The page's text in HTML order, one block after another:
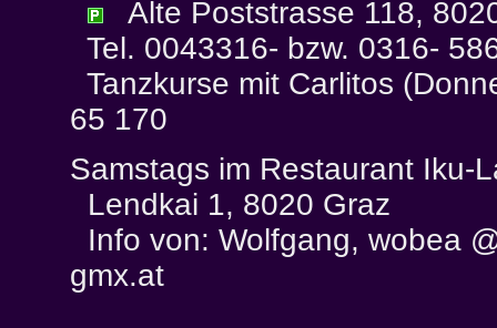
Alte Poststrasse 118,
Tel. 0043316- bzw. 0316-
Tanzkurse mit Carlitos
65 170
Samstags im Restaurant Iku-
Lendkai 1, 8020 Graz
Info von: Wolfgang, wobea
gmx.at